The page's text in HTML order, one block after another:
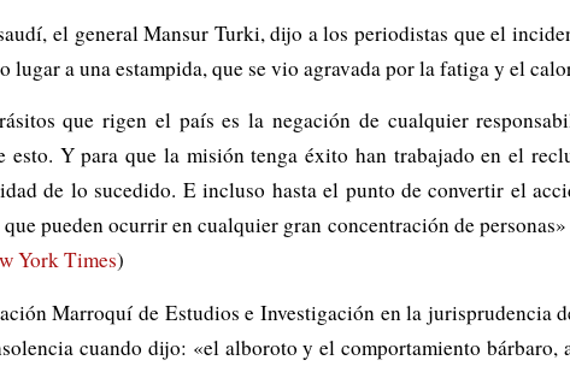
el general Mansur Turki, dijo a los periodistas que el
lugar a una estampida, que se vio agravada por la fatiga y el
que rigen el país es la negación de cualquier
esto. Y para que la misión tenga éxito han trabajado en el
de lo sucedido. E incluso hasta el punto de convertir el
pueden ocurrir en cualquier gran concentración de
York Times)
Marroquí de Estudios e Investigación en la jurisprudencia
cuando dijo: «el alboroto y el comportamiento